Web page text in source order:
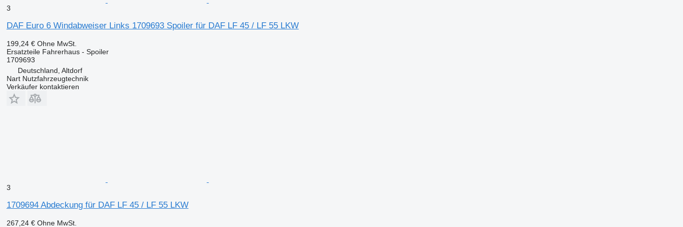
3
DAF Euro 6 Windabweiser Links 1709693 Spoiler für DAF LF 45 / LF 55 LKW
199,24 € Ohne MwSt.
Ersatzteile Fahrerhaus - Spoiler
1709693
Deutschland, Altdorf
Nart Nutzfahrzeugtechnik
Verkäufer kontaktieren
3
1709694 Abdeckung für DAF LF 45 / LF 55 LKW
267,24 € Ohne MwSt.